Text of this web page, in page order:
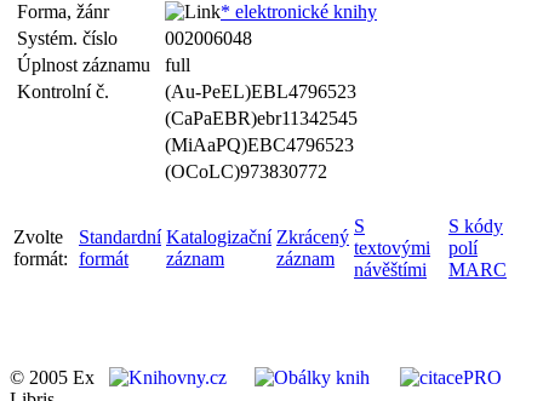
Forma, žánr
* elektronické knihy
Systém. číslo
002006048
Úplnost záznamu
full
Kontrolní č.
(Au-PeEL)EBL4796523
(CaPaEBR)ebr11342545
(MiAaPQ)EBC4796523
(OCoLC)973830772
Zvolte
formát:
Standardní
formát
Katalogizační
záznam
Zkrácený
záznam
S
textovými
návěštími
S kódy
polí
MARC
© 2005 Ex